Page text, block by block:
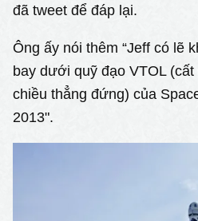
đã tweet để đáp lại.
Ông ấy nói thêm “Jeff có lẽ
bay dưới quỹ đạo VTOL
chiều thẳng đứng) của
2013".